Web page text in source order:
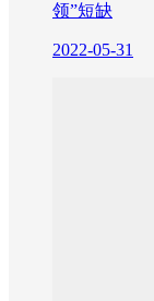
领”短缺
2022-05-31